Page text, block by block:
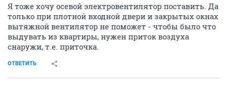
Я тоже хочу осевой электровентилятор поставить. Да
только при плотной входной двери и закрытых окнах
вытяжной вентилятор не поможет - чтобы было что
выдувать из квартиры, нужен приток воздуха
снаружи, т.е. приточка.
ОТВЕТИТЬ